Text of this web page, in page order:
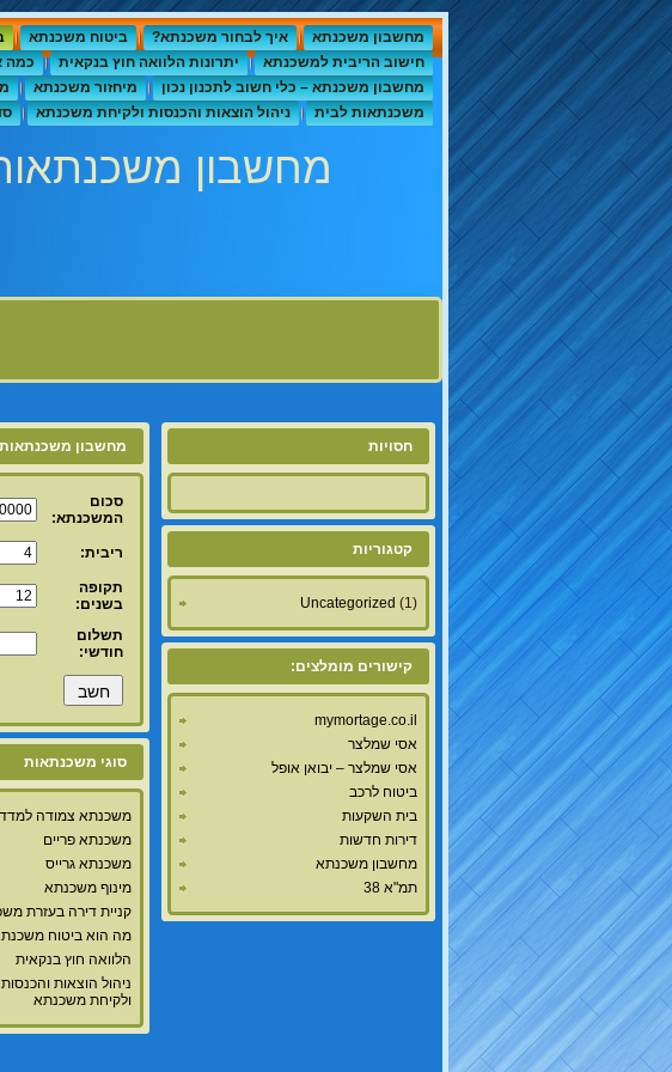
מחשבון משכנתא איך לבחור משכנתא? ביטוח משכנתא
חישוב הריבית למשכנתא
יתרונות הלוואה חוץ בנקאית כמה
מחשבון משכנתא – כלי חשוב לתכנון נכון
מיחזור משכנתא
משכנתאות לבית
ניהול הוצאות והכנסות ולקיחת משכנתא
מחשבון
מחשבון משכנתאות
סכום
המשכנתא:
ריבית:
תקופה
בשנים:
תשלום
חודשי:
סוגי משכנתאות
משכנתא צמודה למדד
משכנתא פריים
משכנתא גרייס
מינוף משכנתא
קניית דירה בעזרת
מה הוא ביטוח
הלוואה חוץ בנקאית
ניהול הוצאות והכנסות
ולקיחת משכנתא
חסויות
קטגוריות
Uncategorized (1)
קישורים מומלצים:
mymortage.co.il
אסי שמלצר
אסי שמלצר – יבואן אופל
ביטוח לרכב
בית השקעות
דירות חדשות
מחשבון משכנתא
תמ"א 38